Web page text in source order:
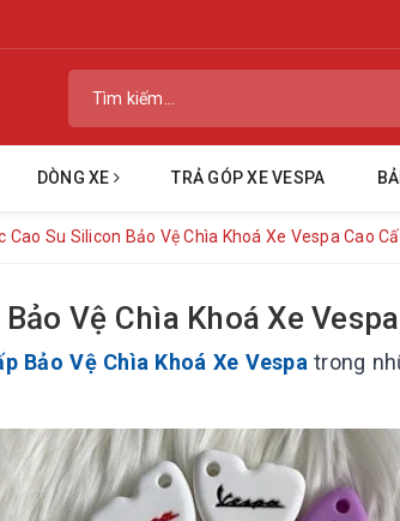
DÒNG XE TRẢ GÓP XE VESPA
Cao Su Silicon Bảo Vệ Chìa Khoá Xe Vespa Cao
Vệ Chìa Khoá Xe
Bảo Vệ Chìa Khoá Xe Vespa trong